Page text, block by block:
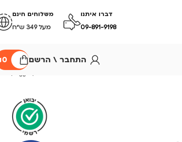
דברו איתנו
09-891-9198
משלוחים חינם
מעל 349 ש״ח
התחבר \ הרשם 0